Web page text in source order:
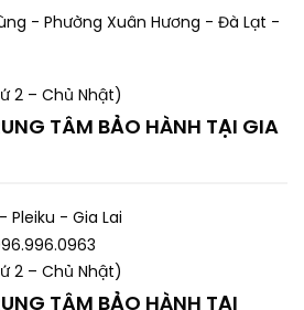
tay.
nóng 80°C
minh
vào bình chứa nước
tự động
nước lau sàn
- Phường Xuân Hương - Đà Lạt -
2 – Chủ Nhật)
TÂM BẢO HÀNH TẠI GIA
Pleiku - Gia Lai
2 – Chủ Nhật)
TÂM BẢO HÀNH TẠI